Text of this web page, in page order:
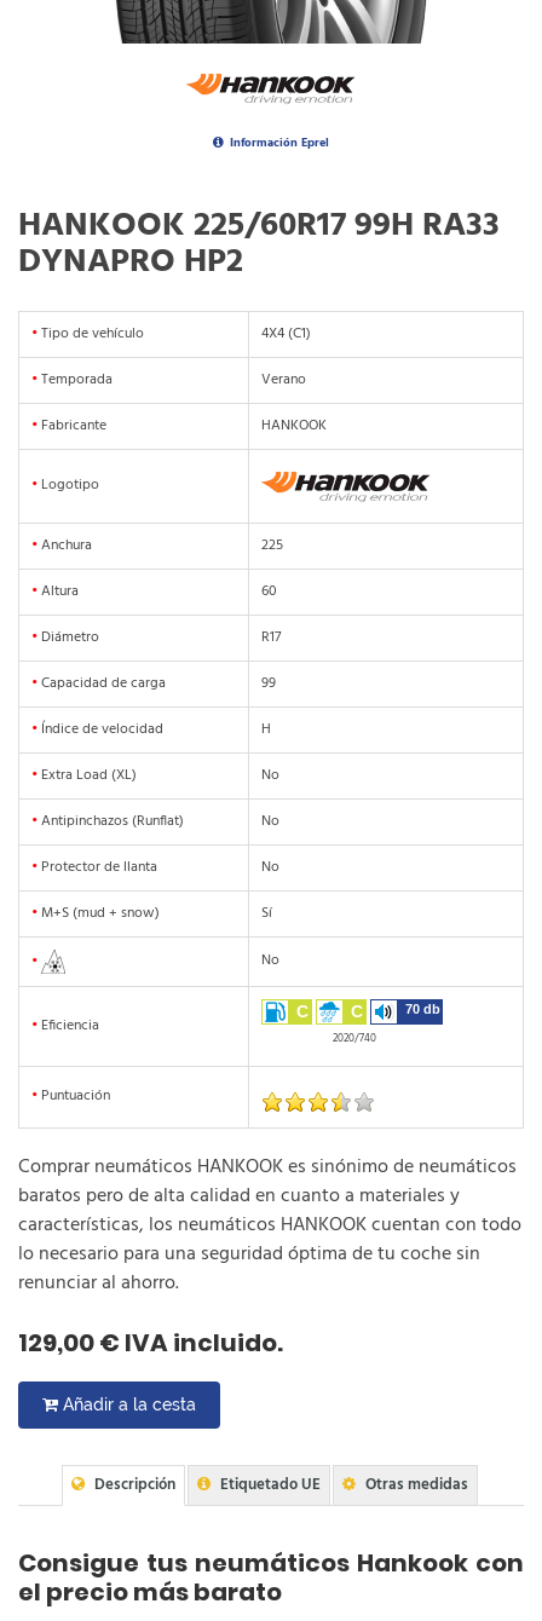
Información Eprel
HANKOOK 225/60R17 99H RA33
DYNAPRO HP2
•Tipo de vehículo
4X4 (C1)
•Temporada
Verano
• Fabricante HANKOOK
• Logotipo
•Anchura
225
•Altura
60
• Diámetro
R17
•Capacidad de carga
99
• Índice de velocidad
H
• Extra Load (XL)
No
•Antipinchazos (Runflat)
No
• Protector de llanta
No
• M+S (mud + snow) Sí
• No
• Eficiencia
C C 70 db
2020/740
• Puntuación
Comprar neumáticos HANKOOK es sinónimo de neumáticos
baratos pero de alta calidad en cuanto a materiales y
características, los neumáticos HANKOOK cuentan con todo
lo necesario para una seguridad óptima de tu coche sin
renunciar al ahorro.
129,00 € IVA incluido.
Añadir a la cesta
Descripción Etiquetado UE Otras medidas
Consigue tus neumáticos Hankook con
el precio más barato